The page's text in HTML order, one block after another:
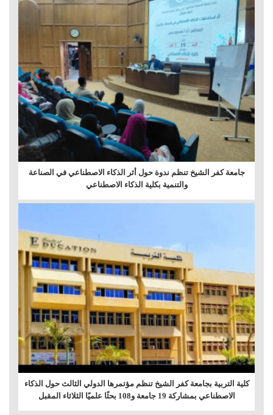
جامعة كفر الشيخ تنظم ندوة حول أثر الذكاء الاصطناعي في الصناعة
والتنمية بكلية الذكاء الاصطناعي
كلية التربية بجامعة كفر الشيخ تنظم مؤتمرها الدولي الثالث حول الذكاء
الاصطناعي بمشاركة 19 جامعة و108 بحثًا علميًا الثلاثاء المقبل